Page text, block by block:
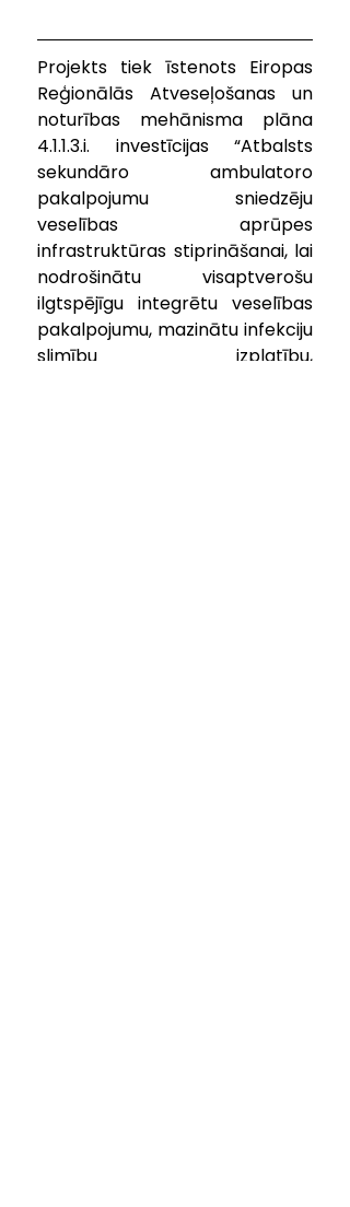
Projekts tiek īstenots Eiropas
Reģionālās Atveseļošanas un
noturības mehānisma plāna
4.1.1.3.i. investīcijas “Atbalsts
sekundāro ambulatoro
pakalpojumu sniedzēju
veselības aprūpes
infrastruktūras stiprināšanai, lai
nodrošinātu visaptverošu
ilgtspējīgu integrētu veselības
pakalpojumu, mazinātu infekciju
slimību izplatību,